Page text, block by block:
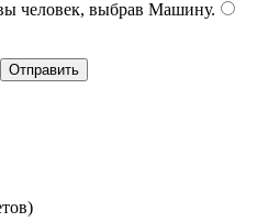
человек, выбрав Машину.